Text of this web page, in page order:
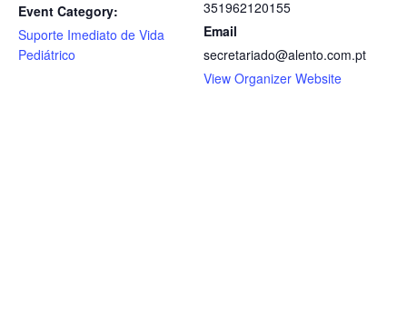
Event Category:
Suporte Imediato de Vida
Pediátrico
351962120155
Email
secretariado@alento.com.pt
View Organizer Website